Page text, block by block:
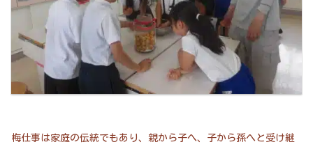
梅仕事は家庭の伝統でもあり、親から子へ、子から孫へと受け継